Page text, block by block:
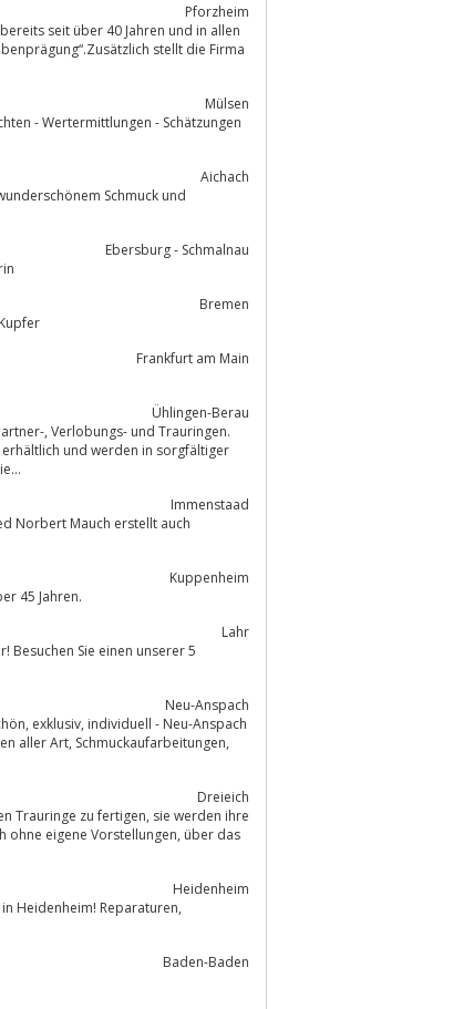
Pforzheim
seit über 40 Jahren und in allen
stellt die Firma
Mülsen
- Wertermittlungen - Schätzungen
Aichach
Schmuck und
Ebersburg - Schmalnau
Bremen
Frankfurt am Main
Ühlingen-Berau
und Trauringen.
Immenstaad
Kuppenheim
45 Jahren.
Lahr
Neu-Anspach
Dreieich
fertigen, sie werden ihre
Heidenheim
Heidenheim! Reparaturen,
Baden-Baden